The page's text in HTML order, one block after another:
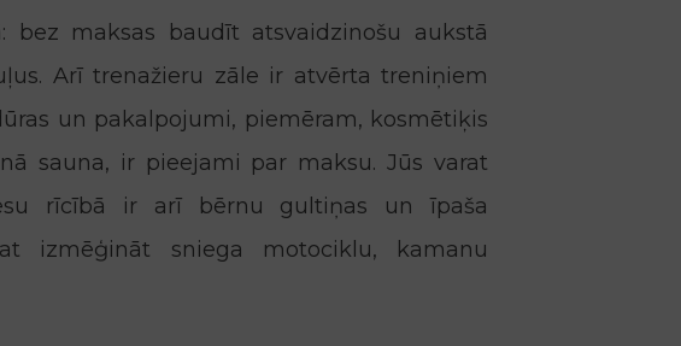
bez maksas baudīt atsvaidzinošu aukstā
Arī trenažieru zāle ir atvērta treniņiem
un pakalpojumi, piemēram, kosmētiķis
sauna, ir pieejami par maksu. Jūs varat
rīcībā ir arī bērnu gultiņas un īpaša
izmēģināt sniega motociklu, kamanu